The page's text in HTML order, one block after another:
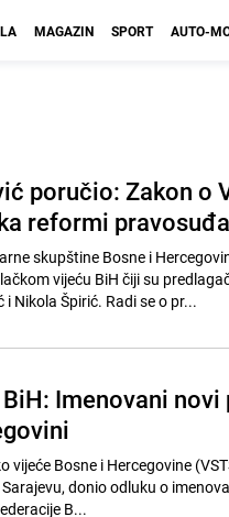
MAGAZIN SPORT AUTO-
poručio: Zakon o
reformi pravosuđa
skupštine Bosne i
vijeću BiH čiji su
Nikola Špirić. Radi se o pr...
BiH: Imenovani
vijeće Bosne i Hercegovine
donio odluku o
B...